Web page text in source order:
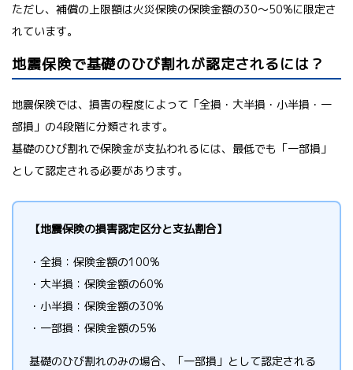
ただし、補償の上限額は火災保険の保険金額の30〜50%に限定さ
れています。
地震保険で基礎のひび割れが認定されるには？
地震保険では、損害の程度によって「全損・大半損・小半損・一
部損」の4段階に分類されます。
基礎のひび割れで保険金が支払われるには、最低でも「一部損」
として認定される必要があります。
【地震保険の損害認定区分と支払割合】
・全損：保険金額の100%
・大半損：保険金額の60%
・小半損：保険金額の30%
・一部損：保険金額の5%
基礎のひび割れのみの場合、「一部損」として認定される